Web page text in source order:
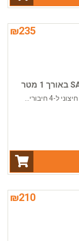
₪235
₪210